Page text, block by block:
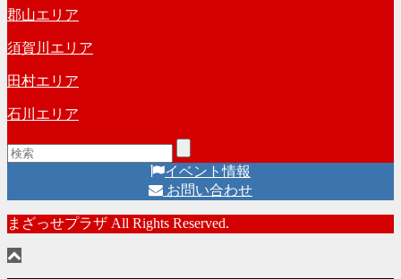
郡山エリア
須賀川エリア
田村エリア
石川エリア
イベント情報
お問い合わせ
まざっせプラザ All Rights Reserved.